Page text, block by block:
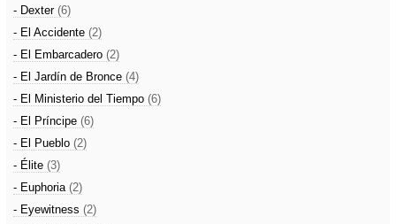
- Dexter (6)
- El Accidente (2)
- El Embarcadero (2)
- El Jardín de Bronce (4)
- El Ministerio del Tiempo (6)
- El Príncipe (6)
- El Pueblo (2)
- Élite (3)
- Euphoria (2)
- Eyewitness (2)